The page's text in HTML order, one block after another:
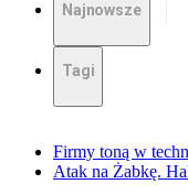
Najnowsze
Tagi
Firmy toną w
Atak na Żabkę.